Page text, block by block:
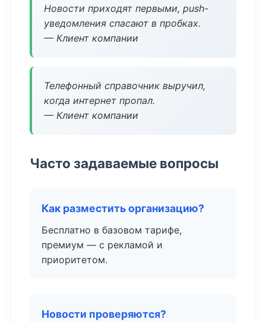
Новости приходят первыми, push-
уведомления спасают в пробках.
— Клиент компании
Телефонный справочник выручил,
когда интернет пропал.
— Клиент компании
Часто задаваемые вопросы
Как разместить организацию?
Бесплатно в базовом тарифе,
премиум — с рекламой и
приоритетом.
Новости проверяются?